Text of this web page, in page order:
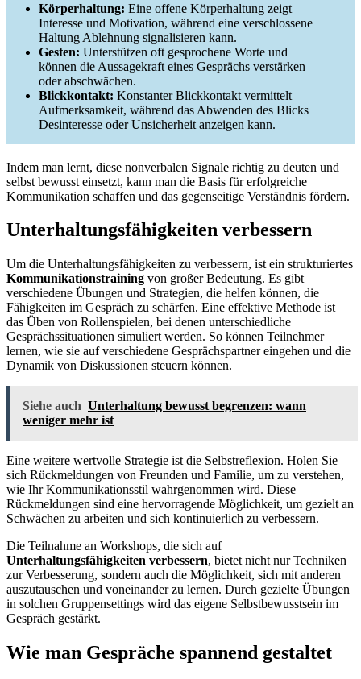
Körperhaltung: Eine offene Körperhaltung zeigt
Interesse und Motivation, während eine verschlossene
Haltung Ablehnung signalisieren kann.
Gesten: Unterstützen oft gesprochene Worte und
können die Aussagekraft eines Gesprächs verstärken
oder abschwächen.
Blickkontakt: Konstanter Blickkontakt vermittelt
Aufmerksamkeit, während das Abwenden des Blicks
Desinteresse oder Unsicherheit anzeigen kann.
Indem man lernt, diese nonverbalen Signale richtig zu deuten und
selbst bewusst einsetzt, kann man die Basis für erfolgreiche
Kommunikation schaffen und das gegenseitige Verständnis fördern.
Unterhaltungsfähigkeiten verbessern
Um die Unterhaltungsfähigkeiten zu verbessern, ist ein strukturiertes
Kommunikationstraining von großer Bedeutung. Es gibt
verschiedene Übungen und Strategien, die helfen können, die
Fähigkeiten im Gespräch zu schärfen. Eine effektive Methode ist
das Üben von Rollenspielen, bei denen unterschiedliche
Gesprächssituationen simuliert werden. So können Teilnehmer
lernen, wie sie auf verschiedene Gesprächspartner eingehen und die
Dynamik von Diskussionen steuern können.
Siehe auch Unterhaltung bewusst begrenzen: wann
weniger mehr ist
Eine weitere wertvolle Strategie ist die Selbstreflexion. Holen Sie
sich Rückmeldungen von Freunden und Familie, um zu verstehen,
wie Ihr Kommunikationsstil wahrgenommen wird. Diese
Rückmeldungen sind eine hervorragende Möglichkeit, um gezielt an
Schwächen zu arbeiten und sich kontinuierlich zu verbessern.
Die Teilnahme an Workshops, die sich auf
Unterhaltungsfähigkeiten verbessern, bietet nicht nur Techniken
zur Verbesserung, sondern auch die Möglichkeit, sich mit anderen
auszutauschen und voneinander zu lernen. Durch gezielte Übungen
in solchen Gruppensettings wird das eigene Selbstbewusstsein im
Gespräch gestärkt.
Wie man Gespräche spannend gestaltet